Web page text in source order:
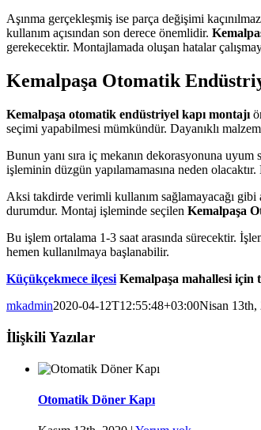
Aşınma gerçekleşmiş ise parça değişimi
kullanım açısından son derece önemlidir.
gerekecektir. Montajlamada oluşan hatalar
Kemalpaşa Otomatik
Kemalpaşa otomatik endüstriyel kapı montajı
seçimi yapabilmesi mümkündür. Dayanıklı
Bunun yanı sıra iç mekanın dekorasyonuna
işleminin düzgün yapılamamasına neden
Aksi takdirde verimli kullanım sağlamayacağı gibi
durumdur. Montaj işleminde seçilen Kemalpaşa
Bu işlem ortalama 1-3 saat arasında sürecektir.
hemen kullanılmaya başlanabilir.
Küçükçekmece ilçesi Kemalpaşa mahallesi için
mkadmin2020-04-12T12:55:48+03:00Nisan 13th,
İlişkili Yazılar
Otomatik Döner Kapı